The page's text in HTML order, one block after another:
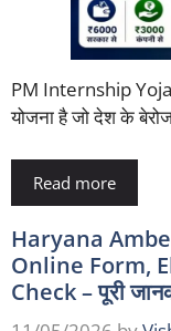
PM Internship
योजना है जो देश के
Read more
Haryana
Online Form,
Check – पूरी